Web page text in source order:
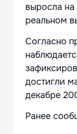
выросла
реальном
Согласно
достигли
декабре
Ранее